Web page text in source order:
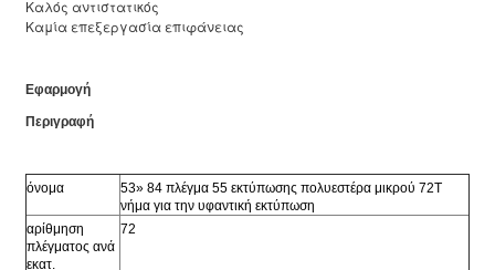
Καλός αντιστατικός
Καμία επεξεργασία επιφάνειας
Εφαρμογή
Περιγραφή
όνομα
53» 84 πλέγμα 55 εκτύπωσης πολυεστέρα μικρού 72T
νήμα για την υφαντική εκτύπωση
αρίθμηση
πλέγματος ανά
εκατ.
72